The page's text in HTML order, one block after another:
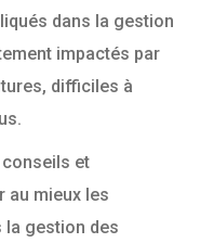
dans la gestion
impactés par
difficiles à
et
au mieux les
la gestion des